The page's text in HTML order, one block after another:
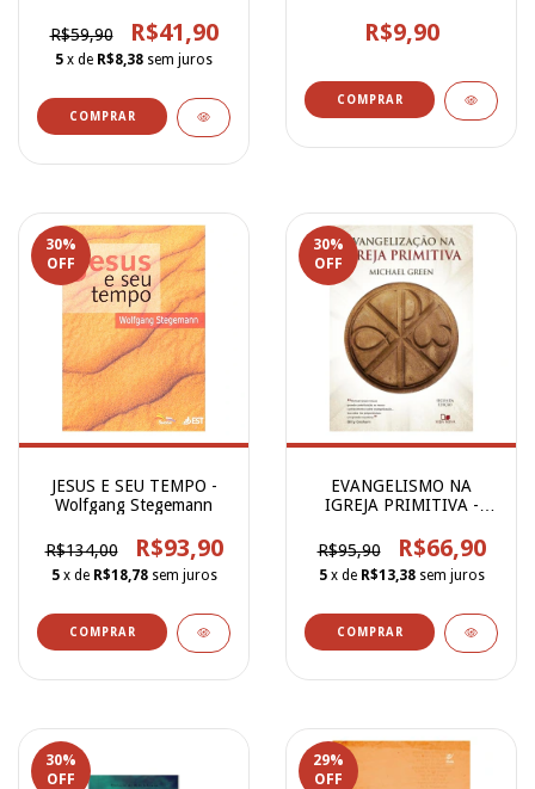
R$59,90 R$41,90
5 x de R$8,38 sem juros
R$9,90
30%
OFF
JESUS E SEU TEMPO -
Wolfgang Stegemann
R$134,00 R$93,90
5 x de R$18,78 sem juros
30%
OFF
EVANGELISMO NA
IGREJA PRIMITIVA -
R$95,90
R$66,90
5 x de R$13,38 sem juros
30%
OFF
29%
OFF